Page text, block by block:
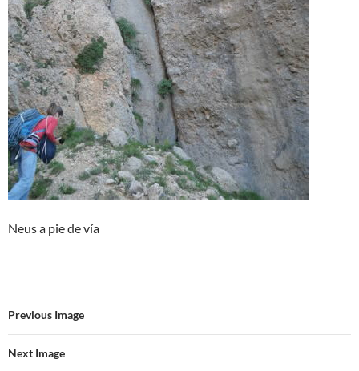
Neus a pie de vía
Previous Image
Next Image